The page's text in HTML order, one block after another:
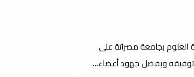
العلوم بجامعة مصراتة على
وتوفيقه وبفضل جهود أعضاء...